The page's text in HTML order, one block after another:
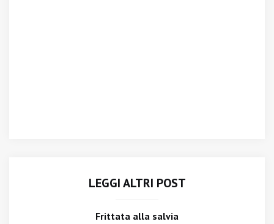
LEGGI ALTRI POST
Frittata alla salvia